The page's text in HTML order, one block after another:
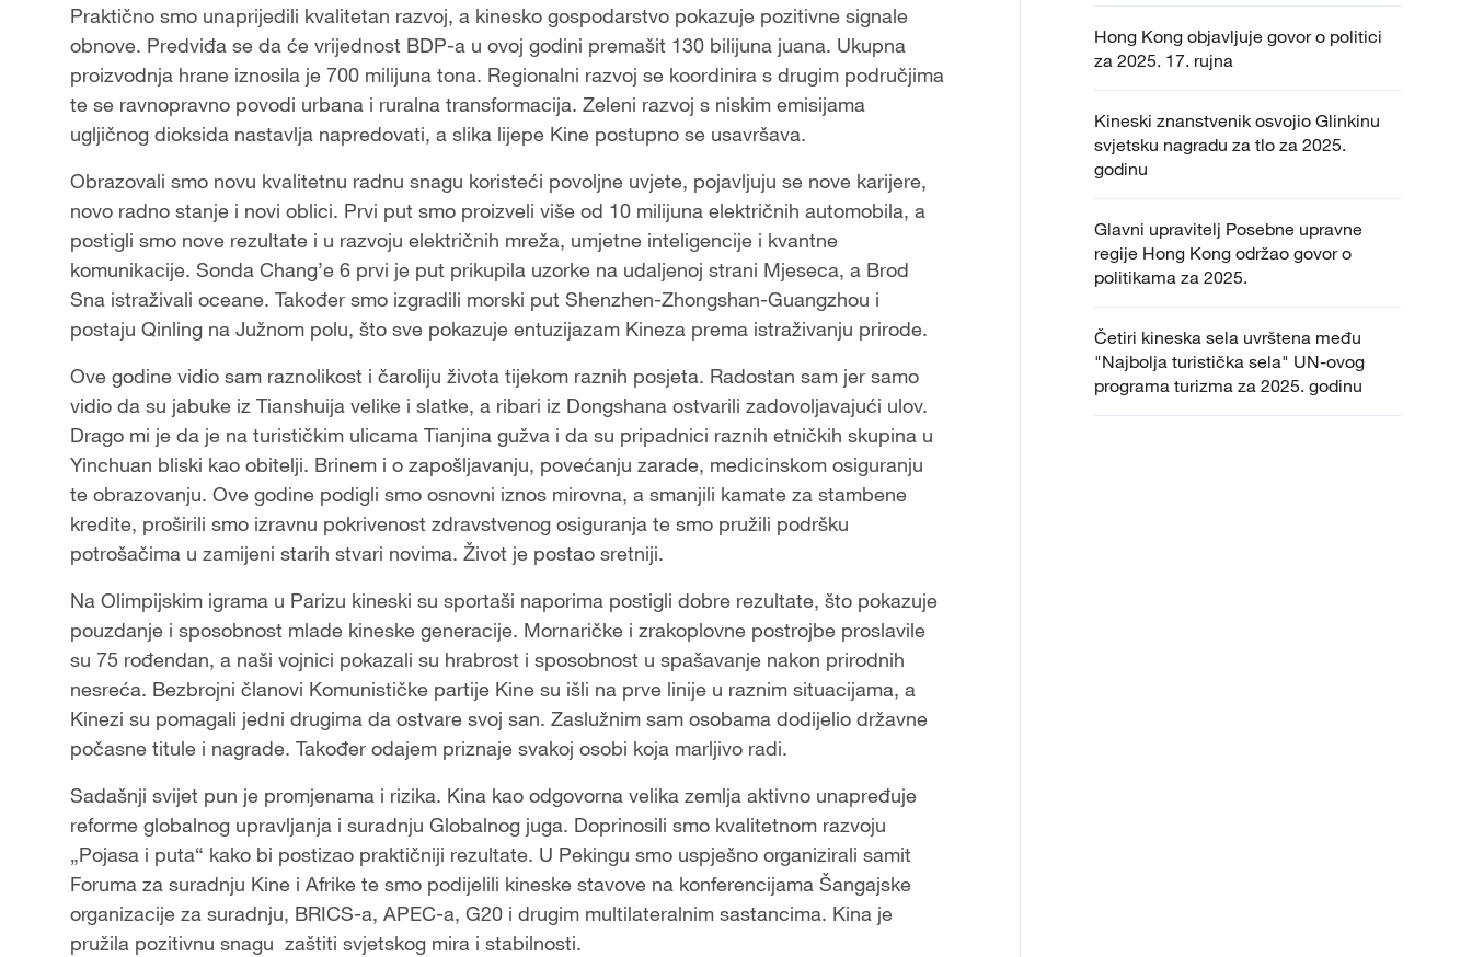
Praktično smo unaprijedili kvalitetan razvoj, a kinesko gospodarstvo pokazuje pozitivne signale
obnove. Predviđa se da će vrijednost BDP-a u ovoj godini premašit 130 bilijuna juana. Ukupna
proizvodnja hrane iznosila je 700 milijuna tona. Regionalni razvoj se koordinira s drugim područjima
te se ravnopravno povodi urbana i ruralna transformacija. Zeleni razvoj s niskim emisijama
ugljičnog dioksida nastavlja napredovati, a slika lijepe Kine postupno se usavršava.
Obrazovali smo novu kvalitetnu radnu snagu koristeći povoljne uvjete, pojavljuju se nove karijere,
novo radno stanje i novi oblici. Prvi put smo proizveli više od 10 milijuna električnih automobila, a
postigli smo nove rezultate i u razvoju električnih mreža, umjetne inteligencije i kvantne
komunikacije. Sonda Chang’e 6 prvi je put prikupila uzorke na udaljenoj strani Mjeseca, a Brod
Sna istraživali oceane. Također smo izgradili morski put Shenzhen-Zhongshan-Guangzhou i
postaju Qinling na Južnom polu, što sve pokazuje entuzijazam Kineza prema istraživanju prirode.
Ove godine vidio sam raznolikost i čaroliju života tijekom raznih posjeta. Radostan sam jer samo
vidio da su jabuke iz Tianshuija velike i slatke, a ribari iz Dongshana ostvarili zadovoljavajući ulov.
Drago mi je da je na turističkim ulicama Tianjina gužva i da su pripadnici raznih etničkih skupina u
Yinchuan bliski kao obitelji. Brinem i o zapošljavanju, povećanju zarade, medicinskom osiguranju
te obrazovanju. Ove godine podigli smo osnovni iznos mirovna, a smanjili kamate za stambene
kredite, proširili smo izravnu pokrivenost zdravstvenog osiguranja te smo pružili podršku
potrošačima u zamijeni starih stvari novima. Život je postao sretniji.
Na Olimpijskim igrama u Parizu kineski su sportaši naporima postigli dobre rezultate, što pokazuje
pouzdanje i sposobnost mlade kineske generacije. Mornaričke i zrakoplovne postrojbe proslavile
su 75 rođendan, a naši vojnici pokazali su hrabrost i sposobnost u spašavanje nakon prirodnih
nesreća. Bezbrojni članovi Komunističke partije Kine su išli na prve linije u raznim situacijama, a
Kinezi su pomagali jedni drugima da ostvare svoj san. Zaslužnim sam osobama dodijelio državne
počasne titule i nagrade. Također odajem priznaje svakoj osobi koja marljivo radi.
Sadašnji svijet pun je promjenama i rizika. Kina kao odgovorna velika zemlja aktivno unapređuje
reforme globalnog upravljanja i suradnju Globalnog juga. Doprinosili smo kvalitetnom razvoju
„Pojasa i puta“ kako bi postizao praktičniji rezultate. U Pekingu smo uspješno organizirali samit
Foruma za suradnju Kine i Afrike te smo podijelili kineske stavove na konferencijama Šangajske
organizacije za suradnju, BRICS-a, APEC-a, G20 i drugim multilateralnim sastancima. Kina je
pružila pozitivnu snagu zaštiti svjetskog mira i stabilnosti.
Hong Kong objavljuje govor o politici
za 2025. 17. rujna
Kineski znanstvenik osvojio Glinkinu
svjetsku nagradu za tlo za 2025.
godinu
Glavni upravitelj Posebne upravne
regije Hong Kong održao govor o
politikama za 2025.
Četiri kineska sela uvrštena među
"Najbolja turistička sela" UN-ovog
programa turizma za 2025. godinu